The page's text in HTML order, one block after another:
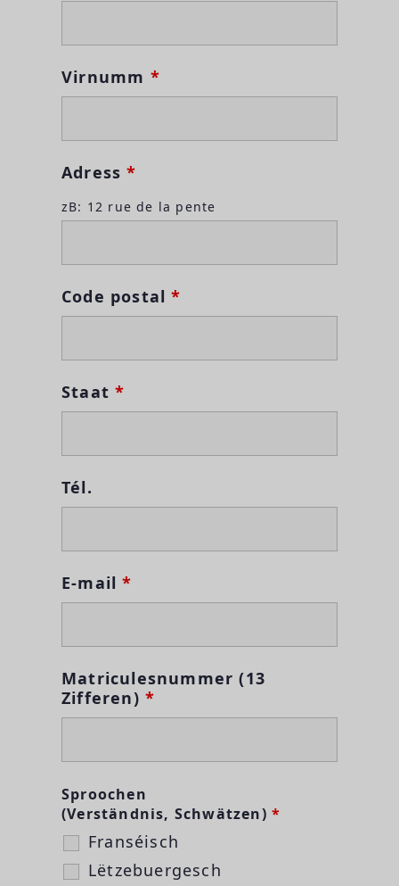
Virnumm *
Adress*
zB: 12 rue de la pente
Code postal*
Staat*
Tél.
E-mail*
Matriculesnummer (13
Zifferen) *
Sproochen
(Verständnis, Schwätzen) *
Franséisch
Lëtzebuergesch